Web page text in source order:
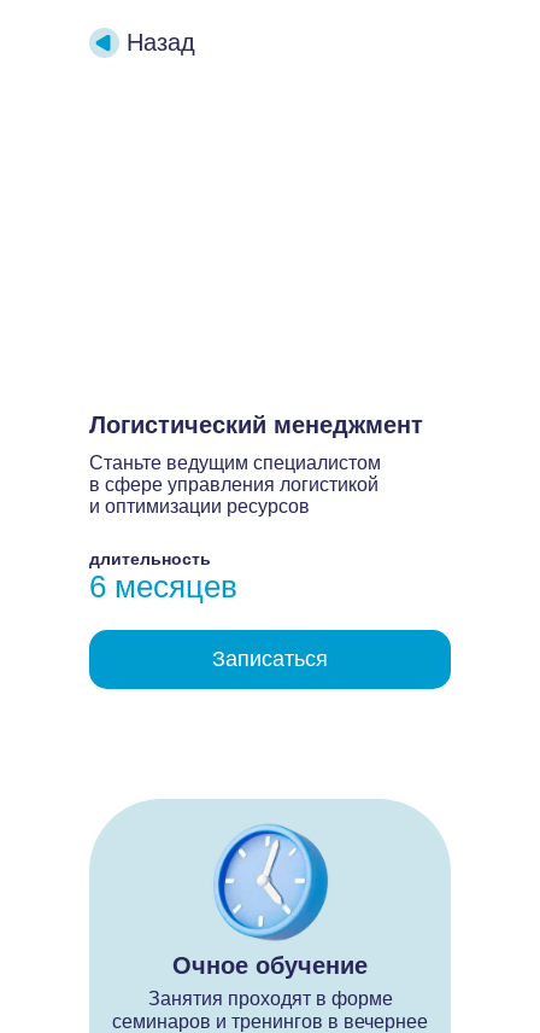
Назад
Логистический менеджмент
Станьте ведущим специалистом
в сфере управления логистикой
и оптимизации ресурсов
длительность
6 месяцев
Записаться
Очное обучение
Занятия проходят в форме
семинаров и тренингов в вечернее